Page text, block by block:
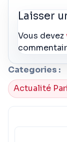
Laisser
Vous devez
Categories :
Actualité